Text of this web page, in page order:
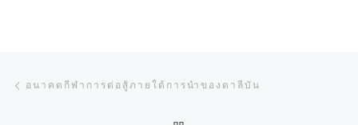
Post navigation
อนาคตกีฬาการต่อสู้ภายใต้การนำของตาลีบัน